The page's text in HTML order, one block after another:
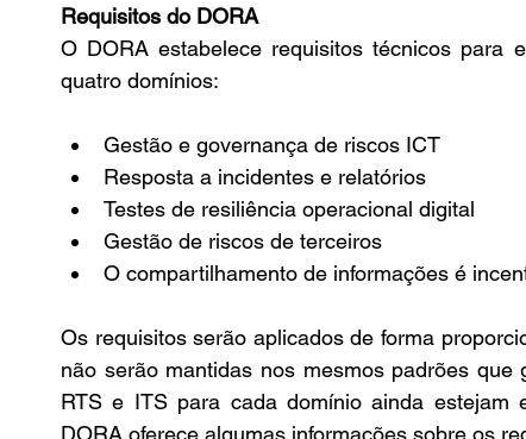
Requisitos do DORA
O DORA estabelece requisitos técnicos para
quatro domínios:
Gestão e governança de riscos ICT
Resposta a incidentes e relatórios
Testes de resiliência operacional digital
Gestão de riscos de terceiros
O compartilhamento de informações é
Os requisitos serão aplicados de forma
não serão mantidas nos mesmos padrões
RTS e ITS para cada domínio ainda estejam
DORA oferece algumas informações sobre os